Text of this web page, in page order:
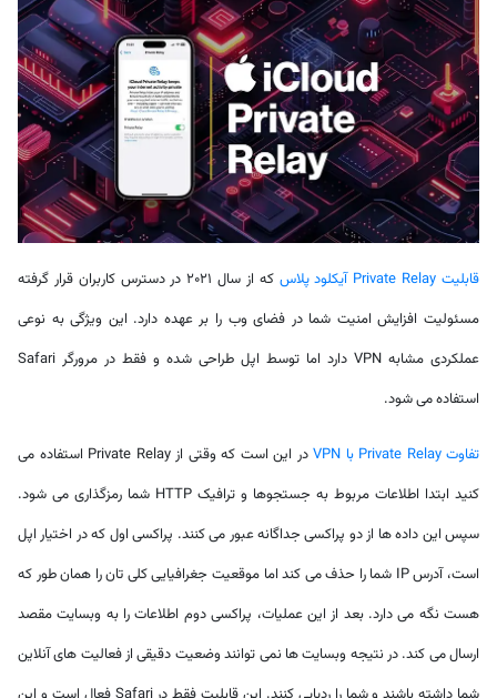
قابلیت Private Relay آیکلود پلاس
که از سال ۲۰۲۱ در دسترس کاربران قرار گرفته
مسئولیت افزایش امنیت شما در فضای وب را بر عهده دارد. این ویژگی به نوعی
عملکردی مشابه VPN دارد اما توسط اپل طراحی شده و فقط در مرورگر Safari
استفاده می شود.
تفاوت Private Relay با VPN
در این است که وقتی از Private Relay استفاده می
کنید ابتدا اطلاعات مربوط به جستجوها و ترافیک HTTP شما رمزگذاری می شود.
سپس این داده ها از دو پراکسی جداگانه عبور می کنند. پراکسی اول که در اختیار اپل
است، آدرس IP شما را حذف می کند اما موقعیت جغرافیایی کلی تان را همان طور که
هست نگه می دارد. بعد از این عملیات، پراکسی دوم اطلاعات را به وبسایت مقصد
ارسال می کند. در نتیجه وبسایت ها نمی توانند وضعیت دقیقی از فعالیت های آنلاین